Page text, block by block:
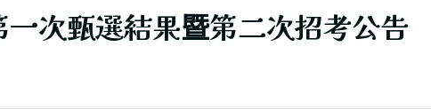
次甄選結果暨第二次招考公告